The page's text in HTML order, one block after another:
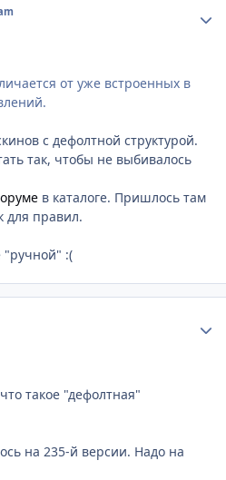
от уже встроенных в
с дефолтной структурой.
так, чтобы не выбивалось
в каталоге. Пришлось там
для правил.
"ручной" :(
такое "дефолтная"
на 235-й версии. Надо на